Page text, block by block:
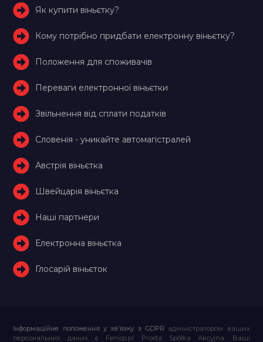
Як купити віньєтку?
Кому потрібно придбати електронну віньєтку?
Положення для споживачів
Переваги електронної віньєтки
Звільнення від сплати податків
Словенія - уникайте автомагістралей
Австрія віньєтка
Швейцарія віньєтка
Наші партнери
Електронна віньєтка
Глосарій віньєток
Інформаційне положення у зв’язку з GDPR адміністратором ваших
персональних даних є Feniqs.pl Prosta Spółka Akcyjna. Ваші